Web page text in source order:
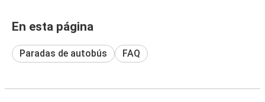
En esta página
Paradas de autobús FAQ